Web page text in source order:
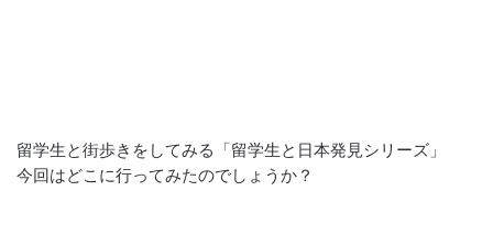
留学生と街歩きをしてみる「留学生と日本発見シリーズ」
今回はどこに行ってみたのでしょうか？